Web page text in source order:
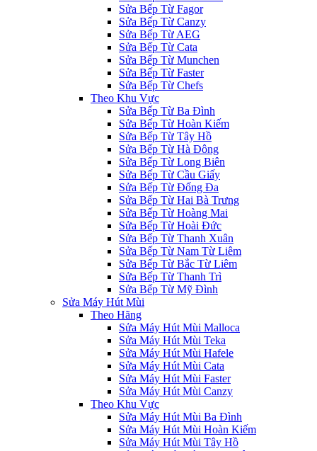
Sửa Bếp Từ Fagor
Sửa Bếp Từ Canzy
Sửa Bếp Từ AEG
Sửa Bếp Từ Cata
Sửa Bếp Từ Munchen
Sửa Bếp Từ Faster
Sửa Bếp Từ Chefs
Theo Khu Vực
Sửa Bếp Từ Ba Đình
Sửa Bếp Từ Hoàn Kiếm
Sửa Bếp Từ Tây Hồ
Sửa Bếp Từ Hà Đông
Sửa Bếp Từ Long Biên
Sửa Bếp Từ Cầu Giấy
Sửa Bếp Từ Đống Đa
Sửa Bếp Từ Hai Bà Trưng
Sửa Bếp Từ Hoàng Mai
Sửa Bếp Từ Hoài Đức
Sửa Bếp Từ Thanh Xuân
Sửa Bếp Từ Nam Từ Liêm
Sửa Bếp Từ Bắc Từ Liêm
Sửa Bếp Từ Thanh Trì
Sửa Bếp Từ Mỹ Đình
Sửa Máy Hút Mùi
Theo Hãng
Sửa Máy Hút Mùi Malloca
Sửa Máy Hút Mùi Teka
Sửa Máy Hút Mùi Hafele
Sửa Máy Hút Mùi Cata
Sửa Máy Hút Mùi Faster
Sửa Máy Hút Mùi Canzy
Theo Khu Vực
Sửa Máy Hút Mùi Ba Đình
Sửa Máy Hút Mùi Hoàn Kiếm
Sửa Máy Hút Mùi Tây Hồ